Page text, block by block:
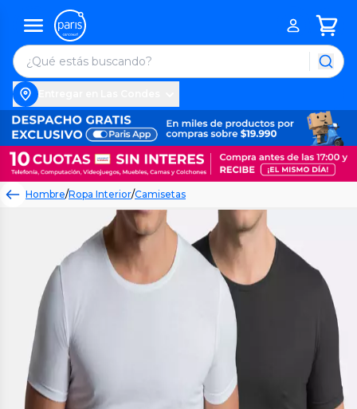
Hombre/Ropa Interior/Camisetas